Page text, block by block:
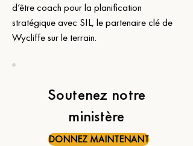
d’être coach pour la planification
stratégique avec SIL, le partenaire clé de
Wycliffe sur le terrain.
Soutenez notre
ministère
DONNEZ MAINTENANT